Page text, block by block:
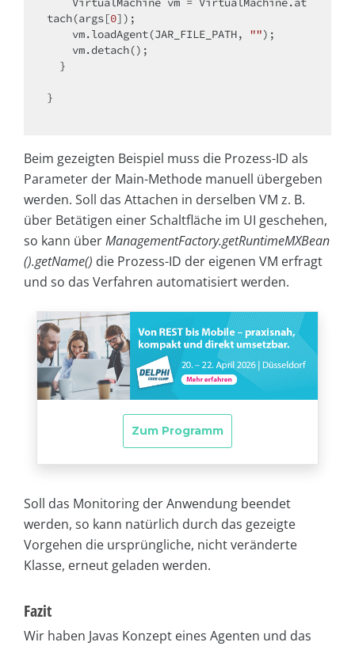
tach(args[0]);
    vm.loadAgent(JAR_FILE_PATH,
"");
}
Beim gezeigten Beispiel muss die Prozess-ID als
Parameter der Main-Methode manuell übergeben
werden. Soll das Attachen in derselben VM z. B.
über Betätigen einer Schaltfläche im UI geschehen,
so kann überManagementFactory.getRuntimeMXBean
().getName() die Prozess-ID der eigenen VM erfragt
und so das Verfahren automatisiert werden.
Soll das Monitoring der Anwendung beendet
werden, so kann natürlich durch das gezeigte
Vorgehen die ursprüngliche, nicht veränderte
Klasse, erneut geladen werden.
Fazit
Wir haben Javas Konzept eines Agenten und das